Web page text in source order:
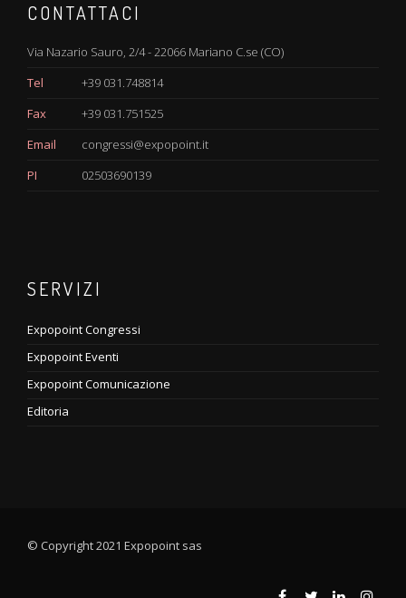
CONTATTACI
Via Nazario Sauro, 2/4 - 22066 Mariano C.se (CO)
Tel
+39 031.748814
Fax
+39 031.751525
Email
congressi@expopoint.it
PI
02503690139
SERVIZI
Expopoint Congressi
Expopoint Eventi
Expopoint Comunicazione
Editoria
© Copyright 2021 Expopoint sas